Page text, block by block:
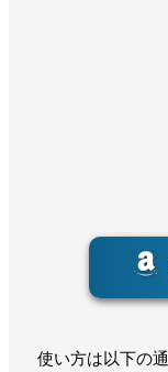
使い方は以下の通